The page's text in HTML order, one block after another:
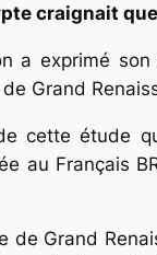
craignait
a exprimé
Grand
cette étude
au Français
de Grand